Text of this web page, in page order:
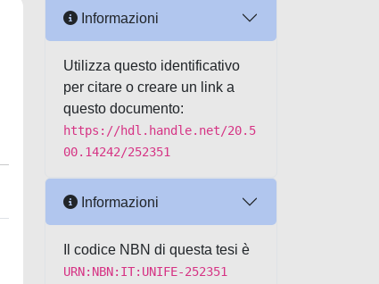
Informazioni
Utilizza questo identificativo
per citare o creare un link a
questo documento:
https://hdl.handle.net/20.5
00.14242/252351
Informazioni
Il codice NBN di questa tesi è
URN:NBN:IT:UNIFE-252351